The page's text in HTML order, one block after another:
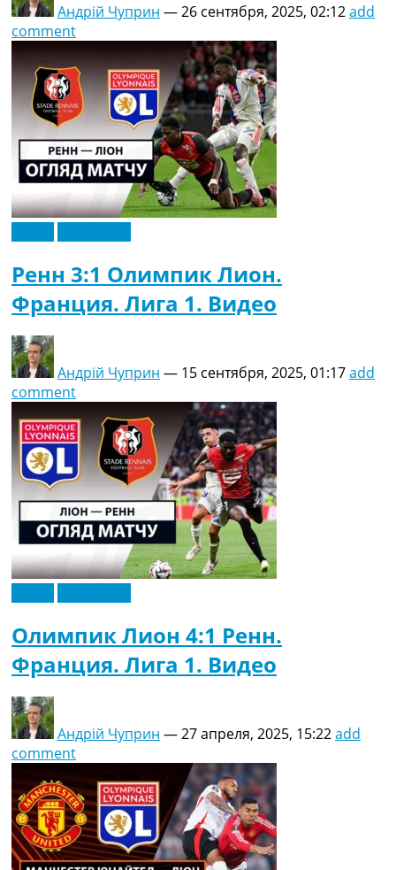
Андрій Чуприн —26 сентября, 2025, 02:12add
comment
Ренн 3:1 Олимпик Лион.
Франция. Лига 1. Видео
Андрій Чуприн — 15 сентября, 2025, 01:17add
comment
Олимпик Лион 4:1 Ренн.
Франция. Лига 1. Видео
Андрій Чуприн —27 апреля, 2025, 15:22add
comment